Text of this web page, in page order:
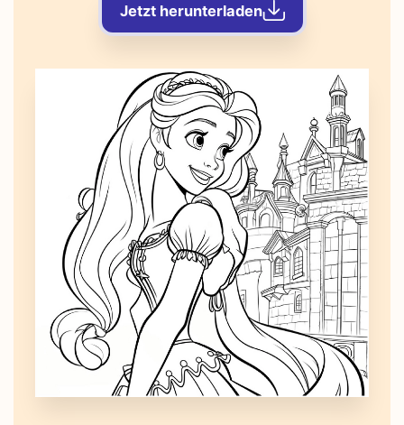
Jetzt herunterladen